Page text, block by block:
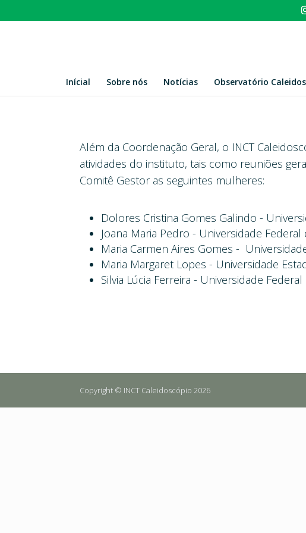
Inícial Sobre nós Notícias Observatório
Além da Coordenação Geral, o INCT
atividades do instituto, tais como reuniões
Comitê Gestor as seguintes mulheres:
Dolores Cristina Gomes Galindo -
Joana Maria Pedro - Universidade Federal
Maria Carmen Aires Gomes -
Maria Margaret Lopes - Universidade
Silvia Lúcia Ferreira - Universidade
Copyright © INCT Caleidoscópio 2026